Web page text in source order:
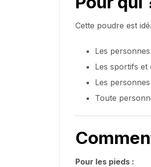
Cette poudre est
Les
Les sportifs et
Les
Toute
Pour les pieds :